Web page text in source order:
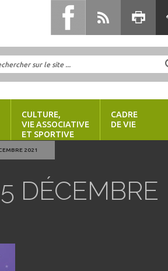
CULTURE,
VIE ASSOCIATIVE
ET SPORTIVE
CADRE
DE VIE
2021
DÉCEMBRE